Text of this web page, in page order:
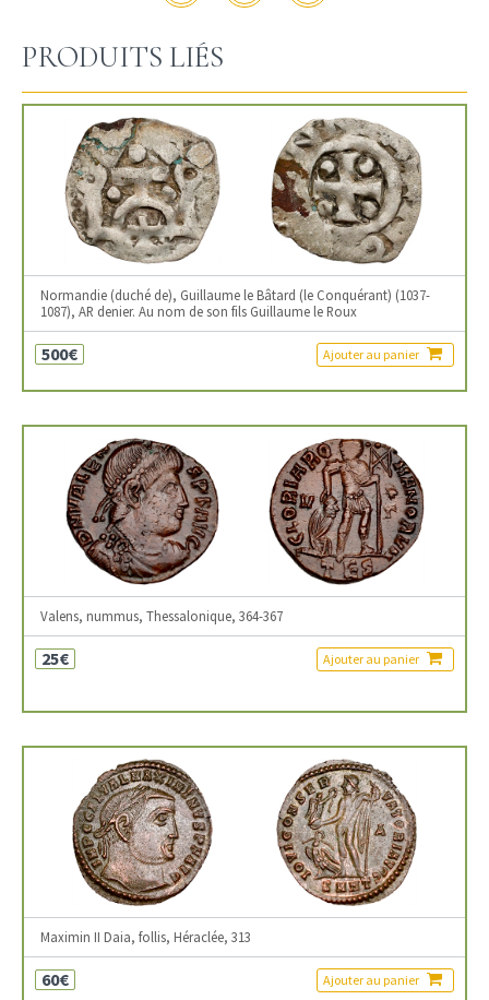
PRODUITS LIÉS
Normandie (duché de), Guillaume le Bâtard (le Conquérant) (1037-
1087), AR denier. Au nom de son fils Guillaume le Roux
500€ Ajouter au panier
Valens, nummus, Thessalonique, 364-367
25€ Ajouter au panier
Maximin II Daia, follis, Héraclée, 313
60€ Ajouter au panier